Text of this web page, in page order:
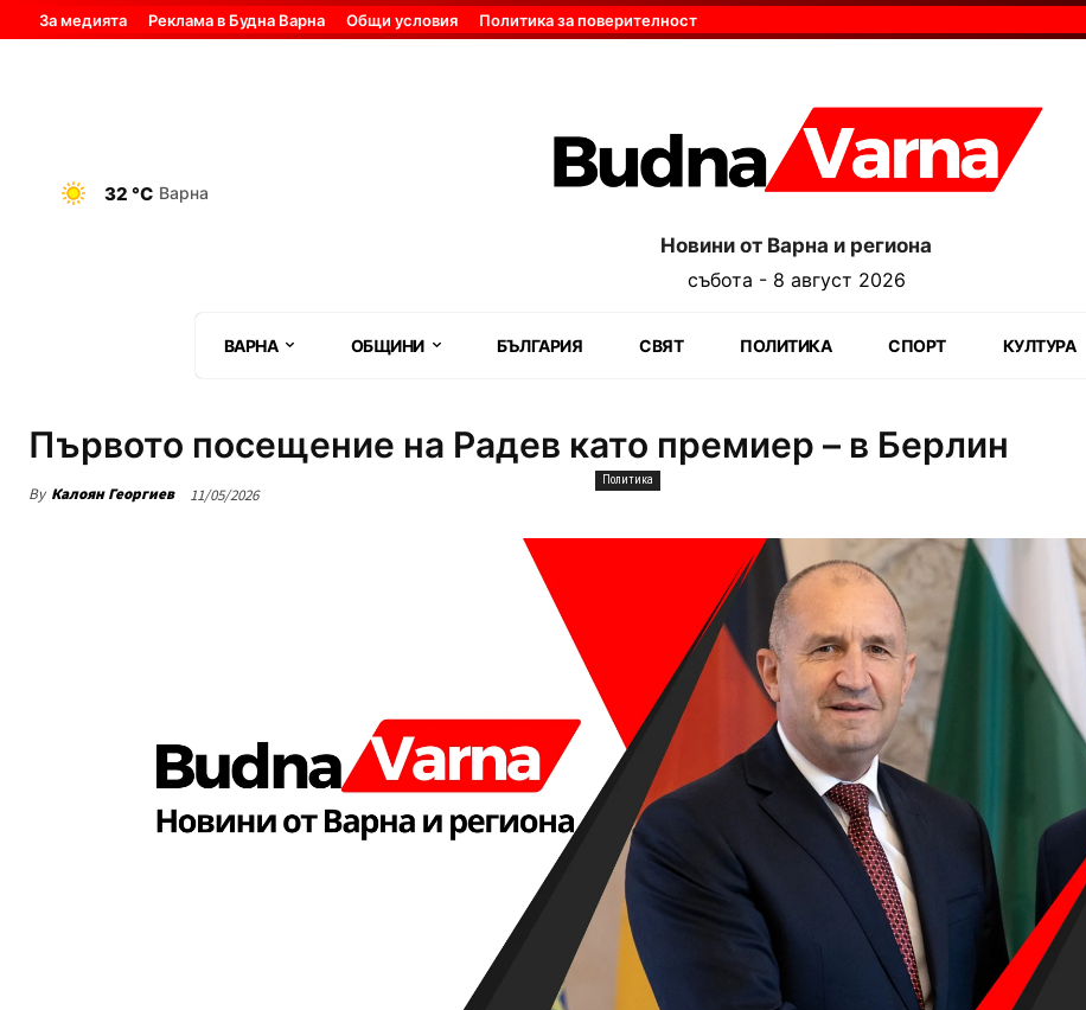
За медията Реклама в Будна Варна Общи условия Политика за поверителност
32 °C Варна
Новини от Варна и региона
събота - 8 август 2026
ВАРНА ОБЩИНИ БЪЛГАРИЯ СВЯТ ПОЛИТИКА СПОРТ КУЛТУРА
Първото посещение на Радев като премиер – в Берлин
By Калоян Георгиев 11/05/2026
Политика